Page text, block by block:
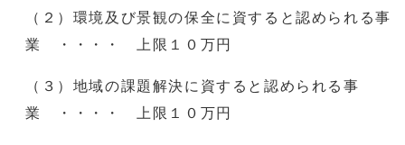
（２）環境及び景観の保全に資すると認められる事
業 ・・・・ 上限１０万円
（３）地域の課題解決に資すると認められる事
業 ・・・・ 上限１０万円